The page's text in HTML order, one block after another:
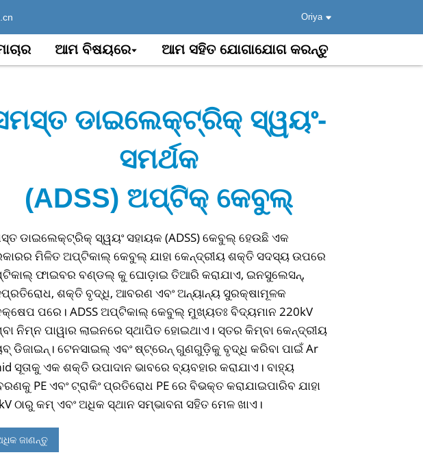
Oriya
ଆମ ବିଷୟରେ ଆମ ସହିତ ଯୋଗାଯୋଗ କରନ୍ତୁ
ଡାଇଲେକ୍ଟ୍ରିକ୍ ସ୍ୱୟଂ-
ସମର୍ଥକ
(ADSS) ଅପ୍ଟିକ୍ କେବୁଲ୍
ଡାଇଲେକ୍ଟ୍ରିକ୍ ସ୍ୱୟଂ ସହାୟକ (ADSS) କେବୁଲ୍ ହେଉଛି ଏକ
ମିଳିତ ଅପ୍ଟିକାଲ୍ କେବୁଲ୍ ଯାହା କେନ୍ଦ୍ରୀୟ ଶକ୍ତି ସଦସ୍ୟ ଉପରେ
ଫାଇବର ବଣ୍ଡଲ୍ କୁ ଘୋଡ଼ାଇ ତିଆରି କରାଯାଏ, ଇନସୁଲେସନ୍,
ଶକ୍ତି ବୃଦ୍ଧି, ଆବରଣ ଏବଂ ଅନ୍ୟାନ୍ୟ ସୁରକ୍ଷାମୂଳକ
ପରେ। ADSS ଅପ୍ଟିକାଲ୍ କେବୁଲ୍ ମୁଖ୍ୟତଃ ବିଦ୍ୟମାନ 220kV
ନିମ୍ନ ପାୱାର ଲାଇନରେ ସ୍ଥାପିତ ହୋଇଥାଏ। ସ୍ତର କିମ୍ବା କେନ୍ଦ୍ରୀୟ
ଡିଜାଇନ୍। ଟେନସାଇଲ୍ ଏବଂ ଷ୍ଟ୍ରେନ୍ ଗୁଣଗୁଡ଼ିକୁ ବୃଦ୍ଧି କରିବା ପାଇଁ Ar
ସୂତାକୁ ଏକ ଶକ୍ତି ଉପାଦାନ ଭାବରେ ବ୍ୟବହାର କରାଯାଏ। ବାହ୍ୟ
PE ଏବଂ ଟ୍ରାକିଂ ପ୍ରତିରୋଧ PE ରେ ବିଭକ୍ତ କରାଯାଇପାରିବ ଯାହା
ଠାରୁ କମ୍ ଏବଂ ଅଧିକ ସ୍ଥାନ ସମ୍ଭାବନା ସହିତ ମେଳ ଖାଏ।
ଜାଣନ୍ତୁ